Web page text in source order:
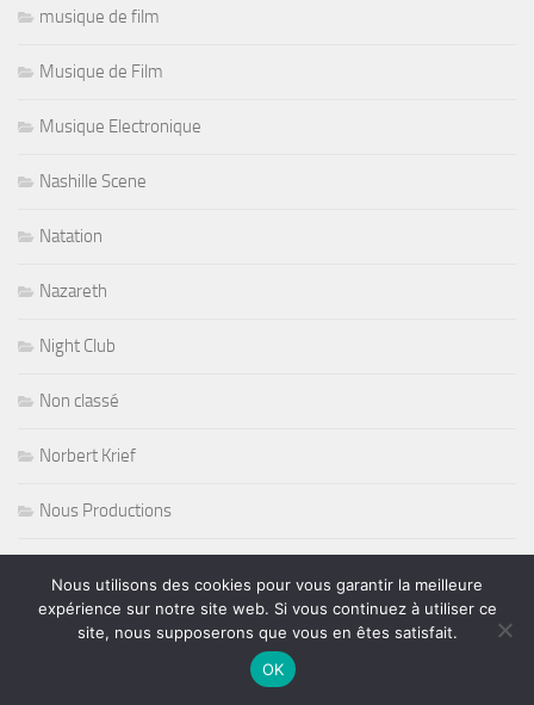
musique de film
Musique de Film
Musique Electronique
Nashille Scene
Natation
Nazareth
Night Club
Non classé
Norbert Krief
Nous Productions
olympic games paris 2024
Nous utilisons des cookies pour vous garantir la meilleure
expérience sur notre site web. Si vous continuez à utiliser ce
site, nous supposerons que vous en êtes satisfait.
OK